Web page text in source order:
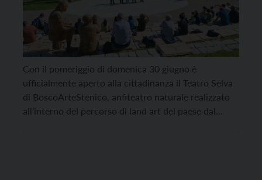
Con il pomeriggio di domenica 30 giugno è
ufficialmente aperto alla cittadinanza il Teatro Selva
di BoscoArteStenico, anfiteatro naturale realizzato
all’interno del percorso di land art del paese dal